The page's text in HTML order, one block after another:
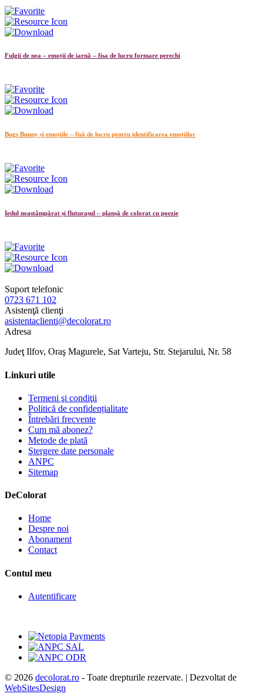
Fulgii de nea – emoții de iarnă – fisa de lucru formare perechi
Bugs Bunny și emoțiile – fisă de lucru pentru identificarea emoțiilor
Iedul neastâmpărat și fluturașul – planșă de colorat cu poezie
Suport telefonic
0723 671 102
Asistenţă clienţi
asistentaclienti@decolorat.ro
Adresa
Judeţ Ilfov, Oraş Magurele, Sat Varteju, Str. Stejarului, Nr. 58
Linkuri utile
Termeni şi condiţii
Politică de confidențialitate
Întrebări frecvente
Cum mă abonez?
Metode de plată
Ştergere date personale
ANPC
Sitemap
DeColorat
Home
Despre noi
Abonament
Contact
Contul meu
Autentificare
© 2026 decolorat.ro - Toate drepturile rezervate. | Dezvoltat de
WebSitesDesign